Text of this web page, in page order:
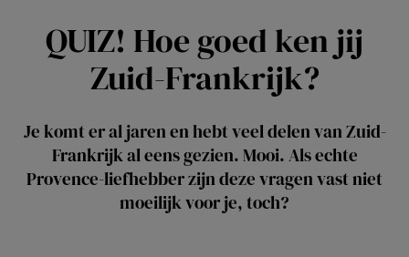
QUIZ! Hoe goed ken jij
Zuid-Frankrijk?
Je komt er al jaren en hebt veel delen van Zuid-
Frankrijk al eens gezien. Mooi. Als echte
Provence-liefhebber zijn deze vragen vast niet
moeilijk voor je, toch?